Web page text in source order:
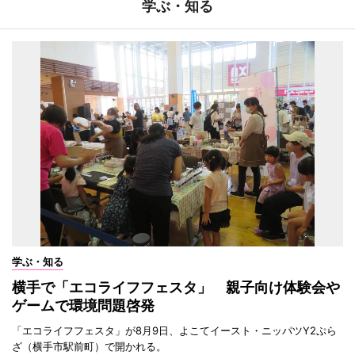
学ぶ・知る
学ぶ・知る
横手で「エコライフフェスタ」 親子向け体験会や
ゲームで環境問題啓発
「エコライフフェスタ」が8月9日、よこてイースト・ニッパツY2ぷら
ざ（横手市駅前町）で開かれる。